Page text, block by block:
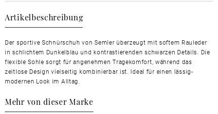
Artikelbeschreibung
Der sportive Schnürschuh von Semler überzeugt mit softem Rauleder
in schlichtem Dunkelblau und kontrastierenden schwarzen Details. Die
flexible Sohle sorgt für angenehmen Tragekomfort, während das
zeitlose Design vielseitig kombinierbar ist. Ideal für einen lässig-
modernen Look im Alltag.
Mehr von dieser Marke